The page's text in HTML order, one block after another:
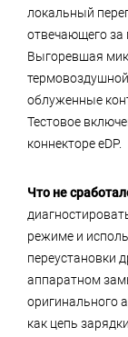
локальный
отвечающего за
Выгоревшая
облуженные
Тестовое
коннекторе eDP.
Что не
режиме и
переустановки
аппаратном
оригинального
как цепь